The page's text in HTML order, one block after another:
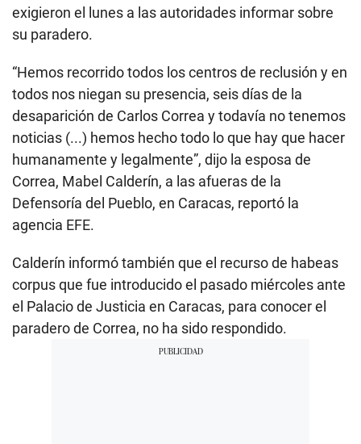
exigieron el lunes a las autoridades informar sobre
su paradero.
“Hemos recorrido todos los centros de reclusión y en
todos nos niegan su presencia, seis días de la
desaparición de Carlos Correa y todavía no tenemos
noticias (...) hemos hecho todo lo que hay que hacer
humanamente y legalmente”, dijo la esposa de
Correa, Mabel Calderín, a las afueras de la
Defensoría del Pueblo, en Caracas, reportó la
agencia EFE.
Calderín informó también que el recurso de habeas
corpus que fue introducido el pasado miércoles ante
el Palacio de Justicia en Caracas, para conocer el
paradero de Correa, no ha sido respondido.